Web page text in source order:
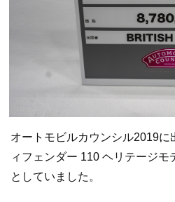
オートモビルカウンシル2019
ィフェンダー 110 ヘリテージモ
としていました。